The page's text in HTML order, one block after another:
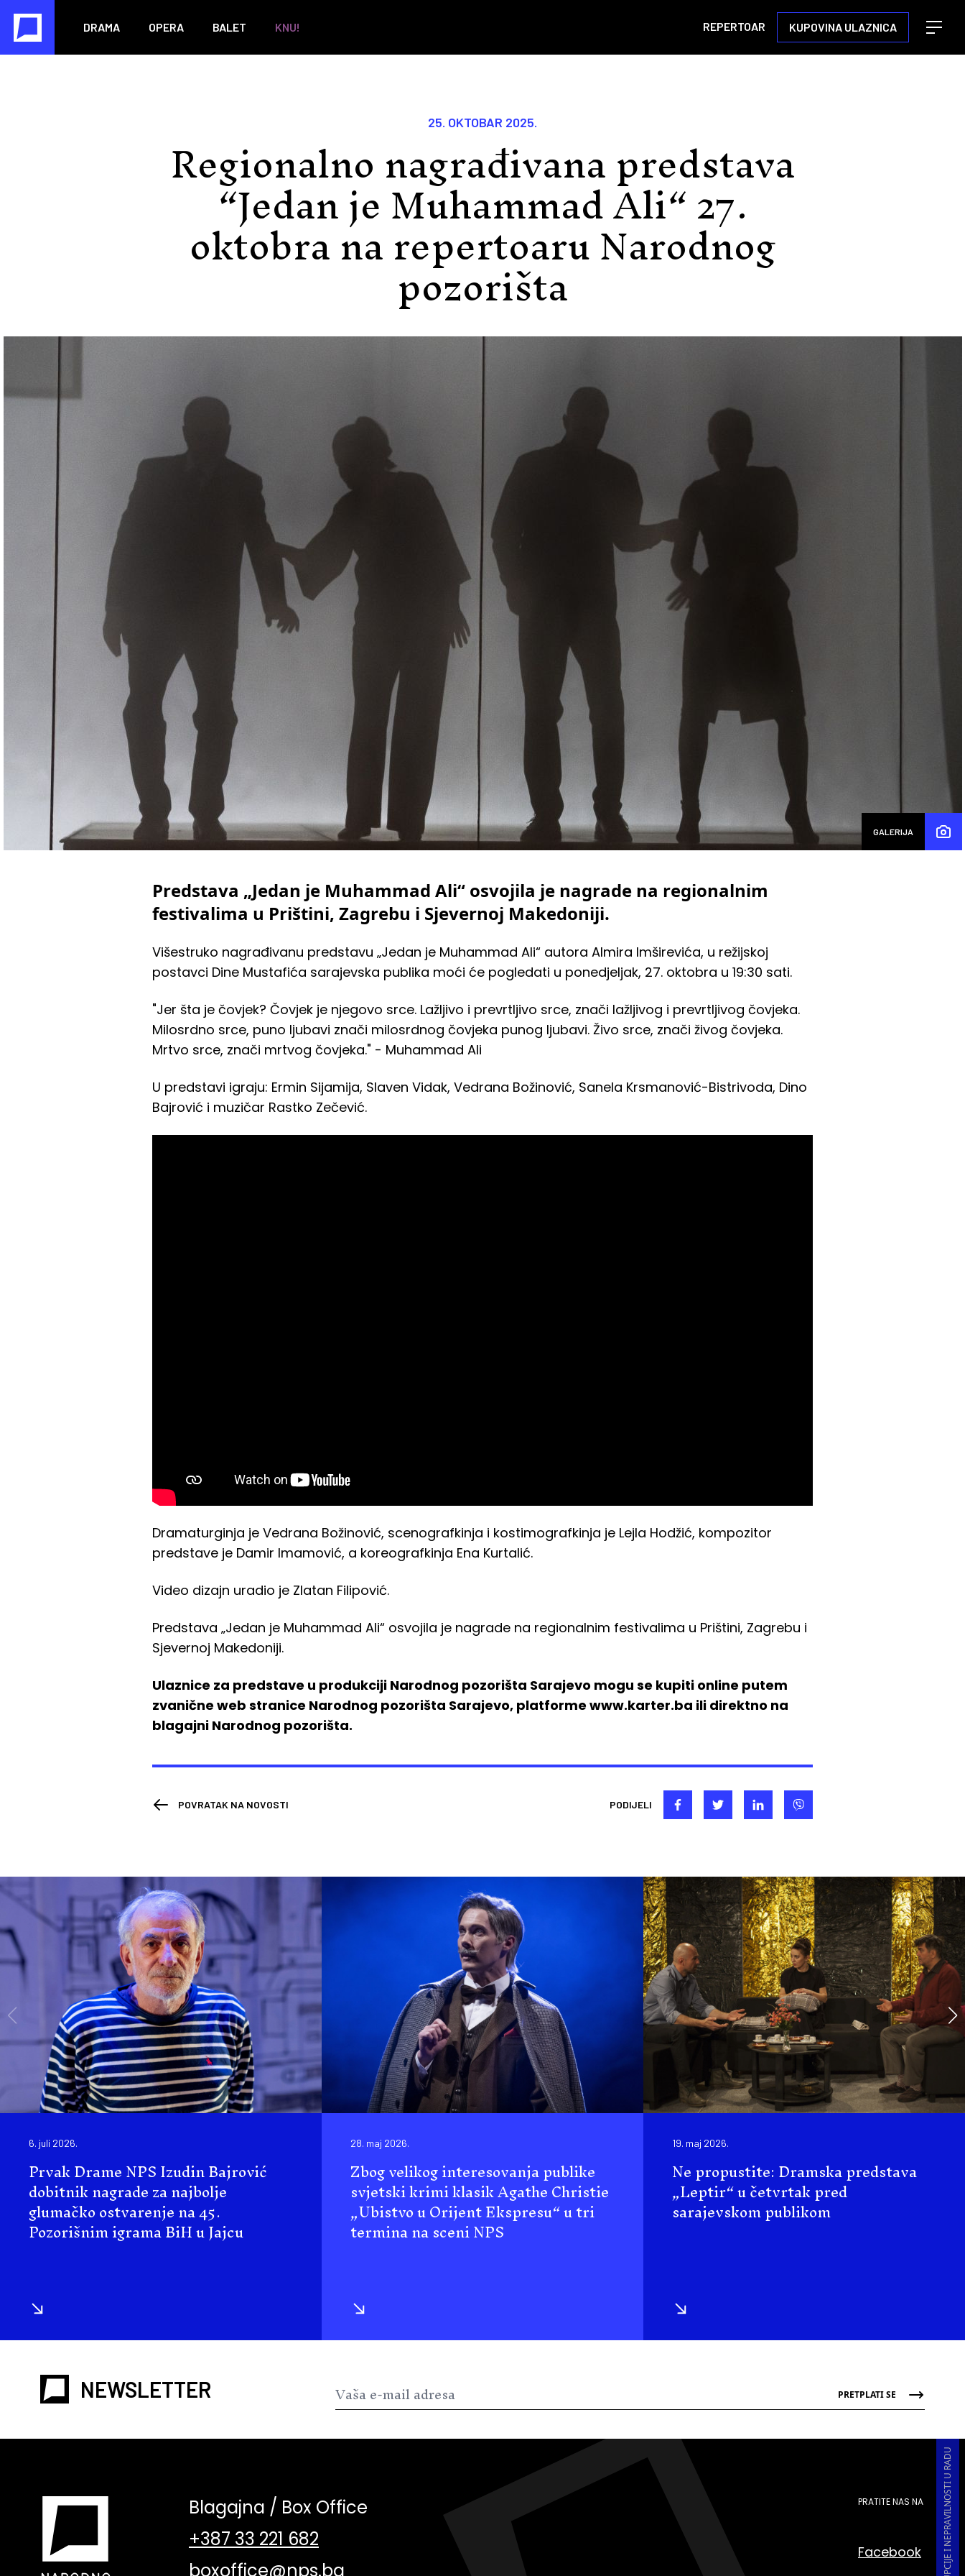
DRAMA OPERA BALET KNU! REPERTOAR KUPOVINA ULAZNICA
Open
25. OKTOBAR 2025.
Regionalno nagrađivana predstava
“Jedan je Muhammad Ali“ 27.
oktobra na repertoaru Narodnog
pozorišta
GALERIJA
Predstava „Jedan je Muhammad Ali“ osvojila je nagrade na regionalnim
festivalima u Prištini, Zagrebu i Sjevernoj Makedoniji.
Višestruko nagrađivanu predstavu „Jedan je Muhammad Ali“ autora Almira Imširevića, u režijskoj
postavci Dine Mustafića sarajevska publika moći će pogledati u ponedjeljak, 27. oktobra u 19:30 sati.
"Jer šta je čovjek? Čovjek je njegovo srce. Lažljivo i prevrtljivo srce, znači lažljivog i prevrtljivog čovjeka.
Milosrdno srce, puno ljubavi znači milosrdnog čovjeka punog ljubavi. Živo srce, znači živog čovjeka.
Mrtvo srce, znači mrtvog čovjeka." - Muhammad Ali
U predstavi igraju: Ermin Sijamija, Slaven Vidak, Vedrana Božinović, Sanela Krsmanović-Bistrivoda, Dino
Bajrović i muzičar Rastko Zečević.
Dramaturginja je Vedrana Božinović, scenografkinja i kostimografkinja je Lejla Hodžić, kompozitor
predstave je Damir Imamović, a koreografkinja Ena Kurtalić.
Video dizajn uradio je Zlatan Filipović.
Predstava „Jedan je Muhammad Ali“ osvojila je nagrade na regionalnim festivalima u Prištini, Zagrebu i
Sjevernoj Makedoniji.
Ulaznice za predstave u produkciji Narodnog pozorišta Sarajevo mogu se kupiti online putem
zvanične web stranice Narodnog pozorišta Sarajevo, platforme www.karter.ba ili direktno na
blagajni Narodnog pozorišta.
POVRATAK NA NOVOSTI PODIJELI
6. juli 2026.
Prvak Drame NPS Izudin Bajrović
dobitnik nagrade za najbolje
glumačko ostvarenje na 45.
Pozorišnim igrama BiH u Jajcu
28. maj 2026.
Zbog velikog interesovanja publike
svjetski krimi klasik Agathe Christie
„Ubistvo u Orijent Ekspresu“ u tri
termina na sceni NPS
19. maj 2026.
Ne propustite: Dramska predstava
„Leptir“ u četvrtak pred
sarajevskom publikom
NEWSLETTER PRETPLATI SE
Blagajna / Box Office
+387 33 221 682
boxoffice@nps.ba
PRATITE NAS NA
Facebook